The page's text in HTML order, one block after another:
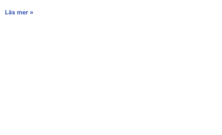
Läs mer »